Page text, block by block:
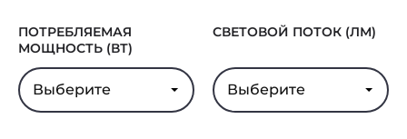
ПОТРЕБЛЯЕМАЯ
МОЩНОСТЬ (ВТ)
Выберите
СВЕТОВОЙ ПОТОК (ЛМ)
Выберите